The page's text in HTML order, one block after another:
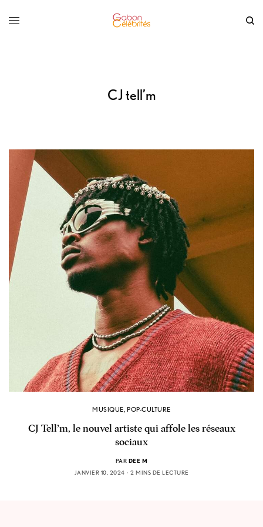
CJ tell’m
MUSIQUE, POP-CULTURE
CJ Tell’m, le nouvel artiste qui affole les réseaux
sociaux
PAR DEE M
JANVIER 10, 2024
2 MINS DE LECTURE